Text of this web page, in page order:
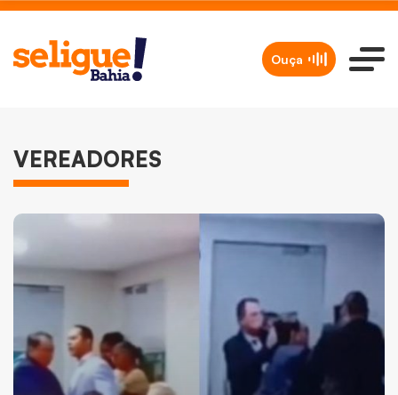
Ouça
VEREADORES